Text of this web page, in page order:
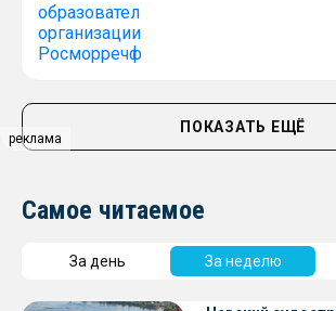
реклама
ПОКАЗАТЬ ЕЩЁ
Самое читаемое
За день За неделю